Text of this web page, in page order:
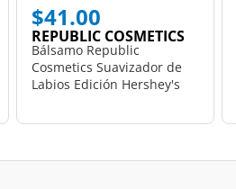
$41.00
REPUBLIC COSMETICS
Bálsamo Republic
Cosmetics Suavizador de
Labios Edición Hershey's